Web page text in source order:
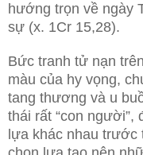
hướng trọn về ngày
sự (x. 1Cr 15,28).
Bức tranh tử nạn
màu của hy vọng,
tang thương và u
thái rất “con
lựa khác nhau